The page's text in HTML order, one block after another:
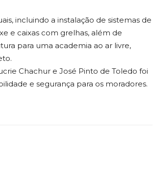
incluindo a instalação de sistemas de
e caixas com grelhas, além de
para uma academia ao ar livre,
Chachur e José Pinto de Toledo foi
e segurança para os moradores.